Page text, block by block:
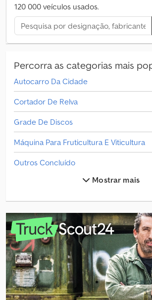
120 000 veículos usados.
Percorra as categorias mais
Autocarro Da Cidade
Cortador De Relva
Grade De Discos
Máquina Para Fruticultura E Viticultura
Outros Concluído
Outros Cortador De Relva
Outros Graduador
Outros Maquinário De Construção
Outros Peças E Acessórios
Outros Plataformas De Trabalho
Outros Plataformas De Trabalho
Mostrar mais